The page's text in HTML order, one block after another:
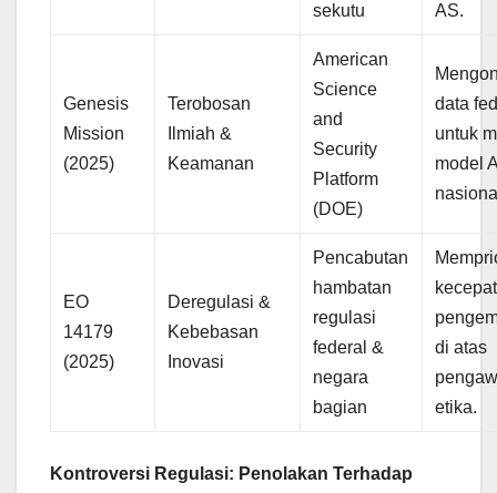
sekutu
AS.
Genesis
Mission
(2025)
Terobosan
Ilmiah &
Keamanan
American
Science
and
Security
Platform
(DOE)
data
untuk
model
EO
14179
(2025)
Deregulasi &
Kebebasan
Inovasi
Pencabutan
hambatan
regulasi
federal &
negara
bagian
di atas
etika.
Kontroversi Regulasi: Penolakan Terhadap